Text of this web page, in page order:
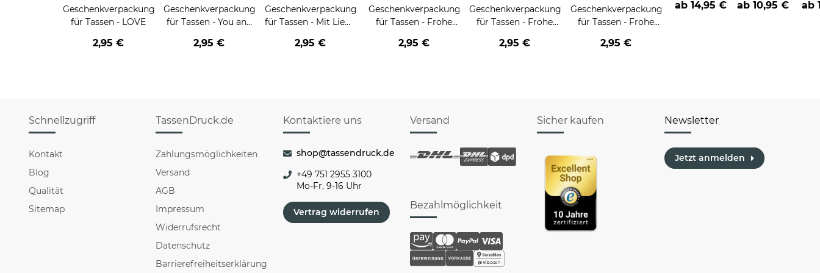
Geschenkverpackung
für Tassen - LOVE
2,95 €
Geschenkverpackung
für Tassen - You and
2,95 €
Geschenkverpackung
für Tassen - Mit Liebe
2,95 €
Geschenkverpackung
für Tassen - Frohe
HO HO - rot
2,95 €
Geschenkverpackung
für Tassen - Frohe
HO HO - schwarz
2,95 €
Geschenkverpackung
für Tassen - Frohe
Rentier
2,95 €
ab 14,95 €
Verschiedene
ab10,95 € ab
Schnellzugriff
Kontakt
Blog
Qualität
Sitemap
TassenDruck.de
Zahlungsmöglichkeiten
Versand
AGB
Impressum
Widerrufsrecht
Datenschutz
Barrierefreiheitserklärung
Kontaktiere uns
shop@tassendruck.de
+49 751 2955 3100
Mo-Fr, 9-16 Uhr
Vertrag widerrufen
Versand
Bezahlmöglichkeit
Sicher kaufen Newsletter
Jetzt anmelden